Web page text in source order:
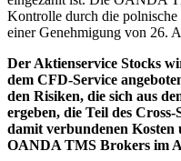
Kontrolle durch die polnische
einer Genehmigung von 26.
Der Aktienservice Stocks
dem CFD-Service
den Risiken, die sich aus
ergeben, die Teil des
damit verbundenen Kosten
OANDA TMS Brokers im